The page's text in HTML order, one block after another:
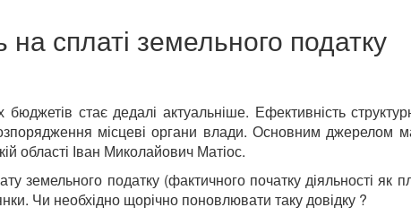
сплаті земельного податку
стає дедалі актуальніше. Ефективність
місцеві органи влади. Основним джерелом
області Іван Миколайович Матіос.
земельного податку (фактичного початку діяльності
Чи необхідно щорічно поновлювати таку довідку ?